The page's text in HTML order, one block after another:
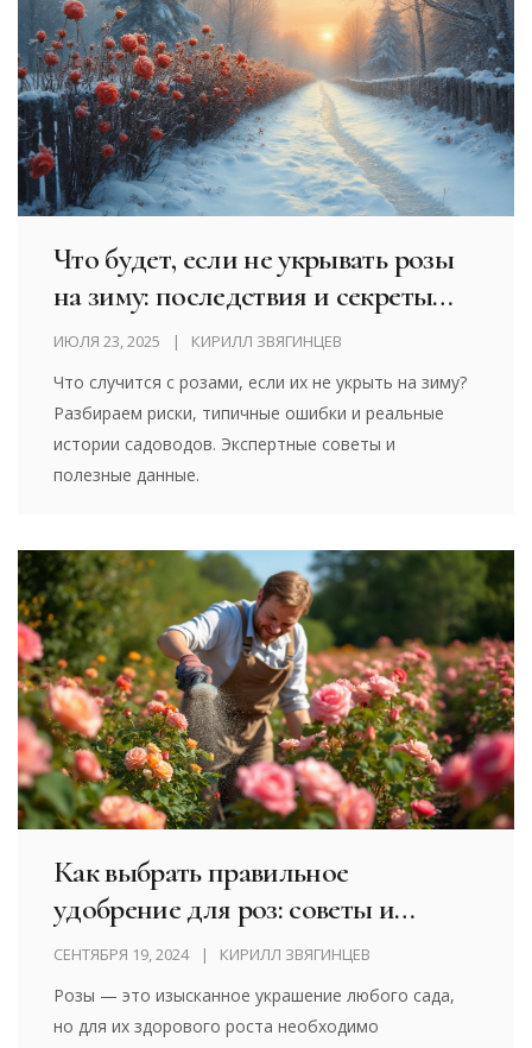
Что будет, если не укрывать розы
на зиму: последствия и секреты
ухода
ИЮЛЯ 23, 2025 КИРИЛЛ ЗВЯГИНЦЕВ
Что случится с розами, если их не укрыть на зиму?
Разбираем риски, типичные ошибки и реальные
истории садоводов. Экспертные советы и
полезные данные.
Как выбрать правильное
удобрение для роз: советы и
рекомендации
СЕНТЯБРЯ 19, 2024 КИРИЛЛ ЗВЯГИНЦЕВ
Розы — это изысканное украшение любого сада,
но для их здорового роста необходимо